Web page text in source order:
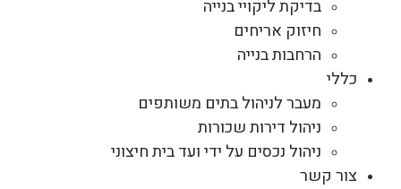
בדיקת ליקויי בנייה
חיזוק אריחים
הרחבות בנייה
כללי
מעבר לניהול בתים משותפים
ניהול דירות שכורות
ניהול נכסים על ידי ועד בית חיצוני
צור קשר